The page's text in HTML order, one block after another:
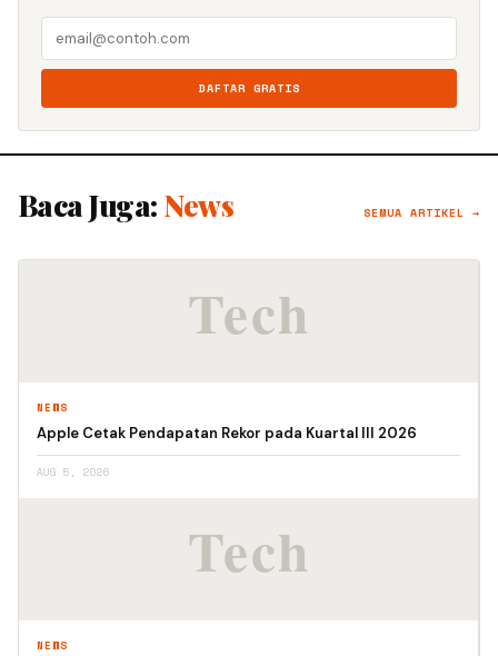
DAFTAR GRATIS
Baca Juga: News SEMUA ARTIKEL →
NEWS
Apple Cetak Pendapatan Rekor pada Kuartal III 2026
AUG 5, 2026
NEWS